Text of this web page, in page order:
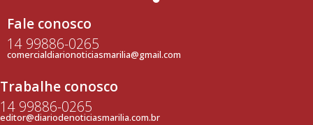
Fale conosco
14 99886-0265
comercialdiarionoticiasmarilia@gmail.com
Trabalhe conosco
14 99886-0265
editor@diariodenoticiasmarilia.com.br